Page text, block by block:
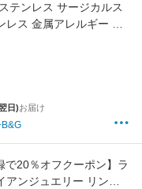
テンレス サージカルス
レス 金属アレルギー ア
ワイアンジュエリー 指
台リング 印台 シグネッ
ルバー ゴールド 代引不
日)お届け
で20％オフクーポン】ラ
アンジュエリー リング